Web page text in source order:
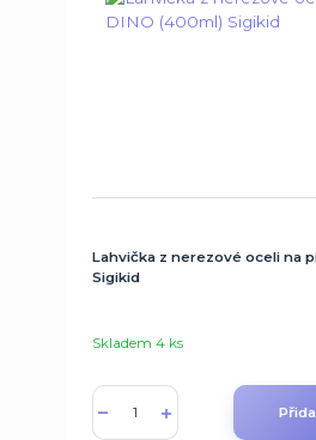
Lahvička z nerezové oceli na
Sigikid
Skladem 4 ks